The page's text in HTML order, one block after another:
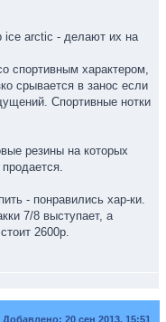
ice arctic - делают их на
спортивным характером,
срывается в занос если
Спортивные нотки
резины на которых
- понравились хар-ки.
7/8 выступает, а
2600р.
Добавлено: 20 сен 2013, 15:51